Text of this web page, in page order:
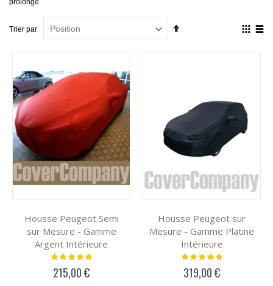
Trier par
en
Housse Peugeot Semi
sur Mesure - Gamme
Argent Intérieure
Notation:
215,00 €
Housse Peugeot sur
Mesure - Gamme Platine
Intérieure
Notation:
319,00 €